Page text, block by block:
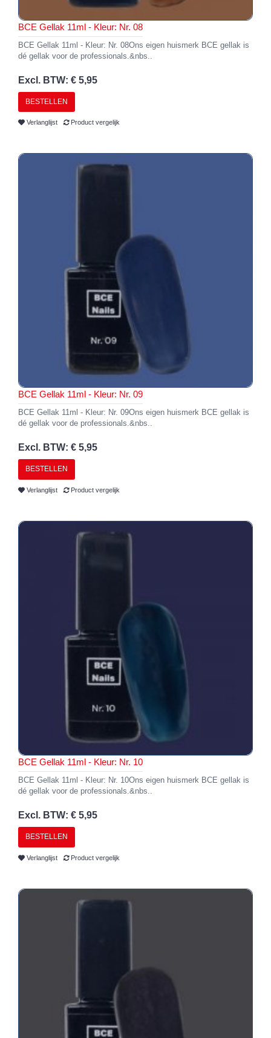
BCE Gellak 11ml - Kleur: Nr. 08
BCE Gellak 11ml - Kleur: Nr. 08Ons eigen huismerk BCE gellak is
dé gellak voor de professionals.&nbs..
Excl. BTW: € 5,95
BESTELLEN
Verlanglijst Product vergelijk
BCE Gellak 11ml - Kleur: Nr. 09
BCE Gellak 11ml - Kleur: Nr. 09Ons eigen huismerk BCE gellak is
dé gellak voor de professionals.&nbs..
Excl. BTW: € 5,95
BESTELLEN
Verlanglijst Product vergelijk
BCE Gellak 11ml - Kleur: Nr. 10
BCE Gellak 11ml - Kleur: Nr. 10Ons eigen huismerk BCE gellak is
dé gellak voor de professionals.&nbs..
Excl. BTW: € 5,95
BESTELLEN
Verlanglijst Product vergelijk